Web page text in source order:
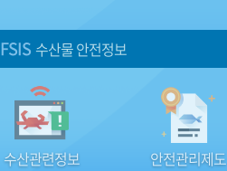
FSIS 수산물 안전정보
수산관련정보 안전관리제도